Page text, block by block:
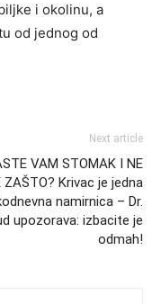
i okolinu, a
od jednog od
Next article
VAM STOMAK I NE
ZAŠTO? Krivac je jedna
namirnica – Dr.
upozorava: izbacite je
odmah!